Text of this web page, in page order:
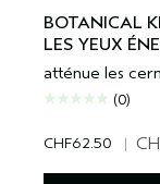
BOTANICAL
LES YEUX
atténue les
(0)
CHF62.50 |